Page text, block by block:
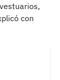
con